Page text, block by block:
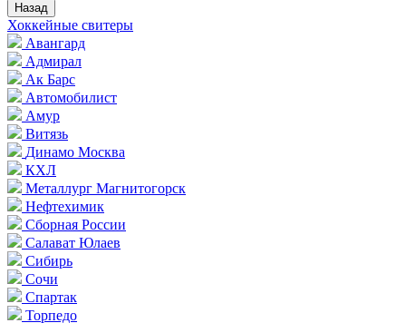
Назад
Хоккейные свитеры
Авангард
Адмирал
Ак Барс
Автомобилист
Амур
Витязь
Динамо Москва
КХЛ
Металлург Магнитогорск
Нефтехимик
Сборная России
Салават Юлаев
Сибирь
Сочи
Спартак
Торпедо